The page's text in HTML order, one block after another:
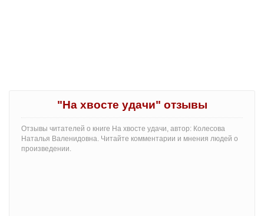
"На хвосте удачи" отзывы
Отзывы читателей о книге На хвосте удачи, автор: Колесова
Наталья Валенидовна. Читайте комментарии и мнения людей о
произведении.